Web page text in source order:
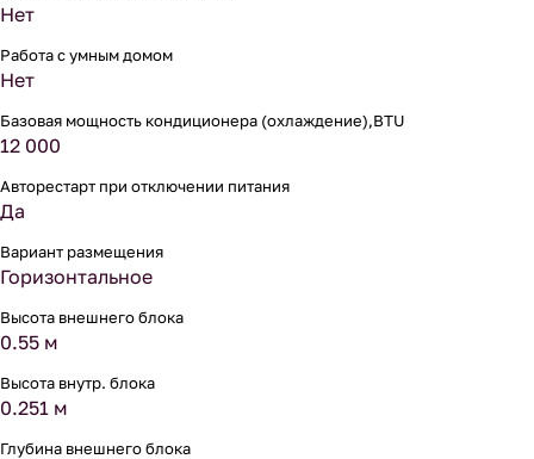
Нет
Работа с умным домом
Нет
Базовая мощность кондиционера (охлаждение),BTU
12 000
Авторестарт при отключении питания
Да
Вариант размещения
Горизонтальное
Высота внешнего блока
0.55 м
Высота внутр. блока
0.251 м
Глубина внешнего блока